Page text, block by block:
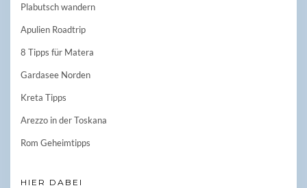
Plabutsch wandern
Apulien Roadtrip
8 Tipps für Matera
Gardasee Norden
Kreta Tipps
Arezzo in der Toskana
Rom Geheimtipps
HIER DABEI